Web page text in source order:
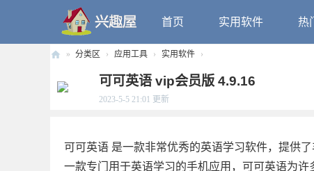
首页 实用软件 热
趣
» 分类区 › 应用工具 › 实用软件 ›
可可英语 vip会员版 4.9.16
2023-5-5 21:01 更新
可可英语 是一款非常优秀的英语学习软件，提供
一款专门用于英语学习的手机应用，可可英语为